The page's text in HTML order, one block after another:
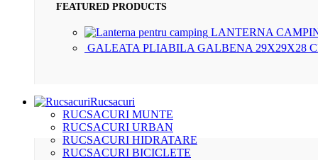
FEATURED PRODUCTS
LANTERNA
GALEATA PLIABILA GALBENA 29X29X28
Rucsacuri
RUCSACURI MUNTE
RUCSACURI URBAN
RUCSACURI HIDRATARE
RUCSACURI BICICLETE